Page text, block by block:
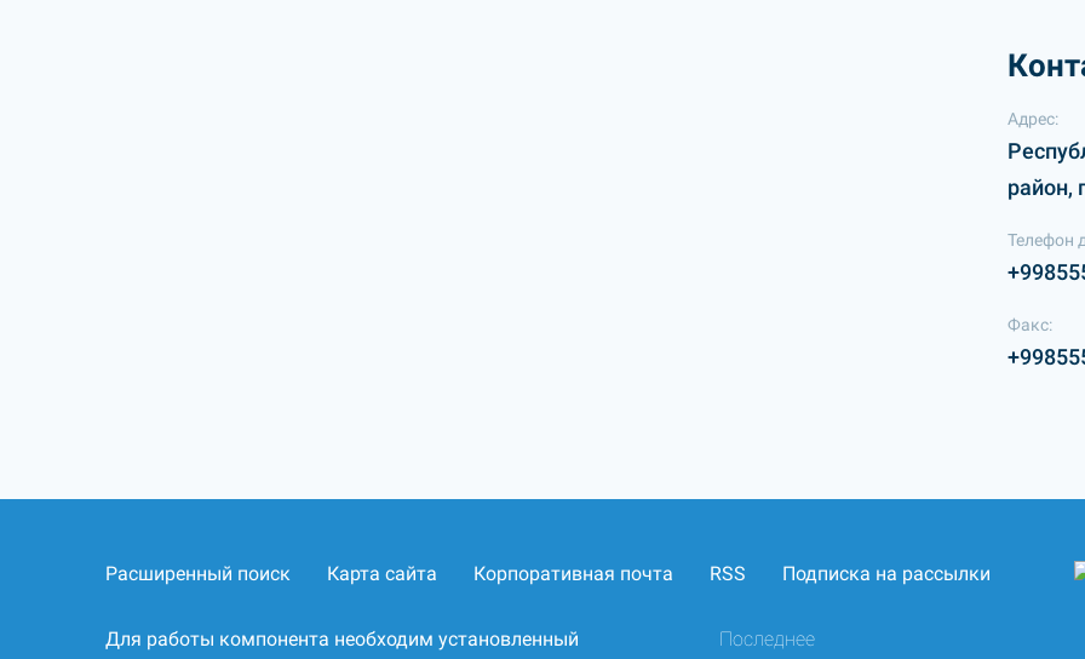
Адрес:
район,
Телефон
Факс:
Расширенный поиск Карта сайта Корпоративная почта RSS Подписка на рассылки
Для работы компонента необходим установленный
Последнее